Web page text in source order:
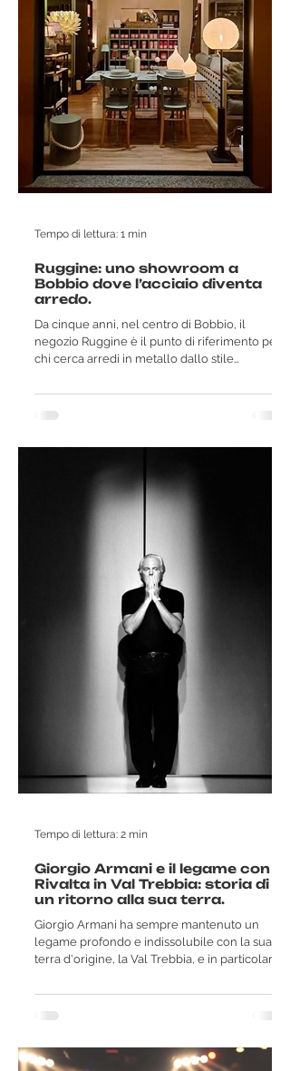
Ruggine: uno showroom a
Bobbio dove l’acciaio diventa
arredo.
Da cinque anni, nel centro di Bobbio, il
negozio Ruggine è il punto di riferimento per
chi cerca arredi in metallo dallo stile
espone una selezione di pezzi realizzati in
acciaio, pensati per mostrare alcune delle
nell’arredamento, sia per interni che per
Bellini, moglie di Federico Ragnini, unendo la
sua passione per il design d’arredo al legame
Tempo di lettura: 1 min
Giorgio Armani e il legame con
Rivalta in Val Trebbia: storia di
un ritorno alla sua terra.
Giorgio Armani ha sempre mantenuto un
legame profondo e indissolubile con la sua
terra d'origine, la Val Trebbia, e in particolare
Tempo di lettura: 2 min